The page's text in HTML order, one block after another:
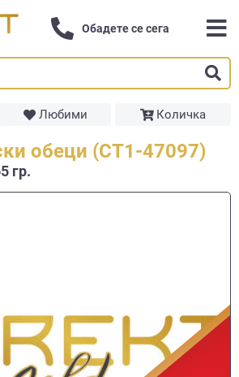
Обадете се сега
Любими Количка
обеци (СТ1-47097)
гр.